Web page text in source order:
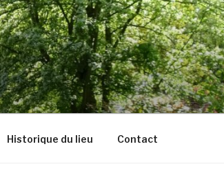
Historique du lieu Contact